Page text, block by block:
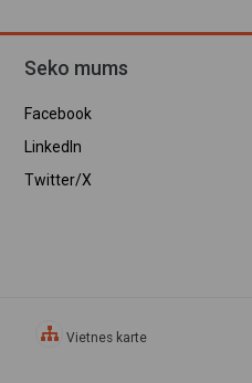
Seko mums
Facebook
LinkedIn
Twitter/X
Vietnes karte